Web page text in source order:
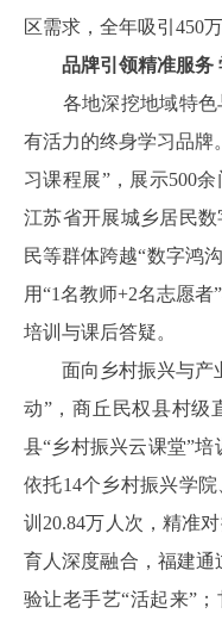
区需求，全年吸引450
品牌引领精准服务
各地深挖地域特色
有活力的终身学习品牌
习课程展”，展示500
江苏省开展城乡居民
民等群体跨越“数字鸿
用“1名教师+2名志愿
培训与课后答疑。
面向乡村振兴与产
动”，商丘民权县村级
县“乡村振兴云课堂”
依托14个乡村振兴学
训20.84万人次，精准
育人深度融合，福建通
验让老手艺“活起来”